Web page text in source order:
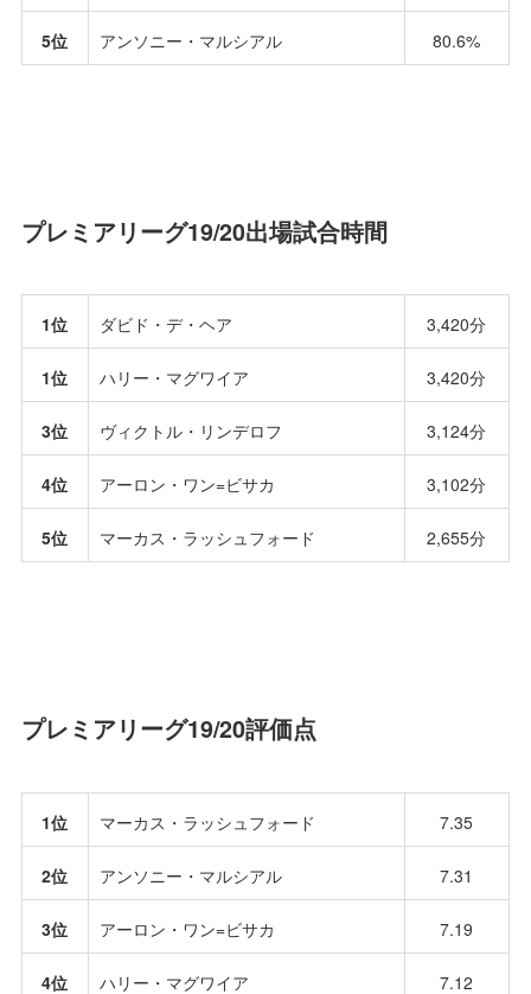
5位 アンソニー・マルシアル 80.6%
プレミアリーグ19/20出場試合時間
1位 ダビド・デ・ヘア 3,420分
1位 ハリー・マグワイア 3,420分
3位 ヴィクトル・リンデロフ 3,124分
4位 アーロン・ワン=ビサカ 3,102分
5位 マーカス・ラッシュフォード 2,655分
プレミアリーグ19/20評価点
1位 マーカス・ラッシュフォード 7.35
2位 アンソニー・マルシアル 7.31
3位 アーロン・ワン=ビサカ 7.19
4位 ハリー・マグワイア 7.12